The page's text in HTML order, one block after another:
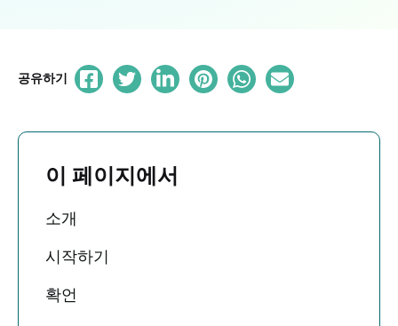
공유하기
이 페이지에서
소개
시작하기
확언